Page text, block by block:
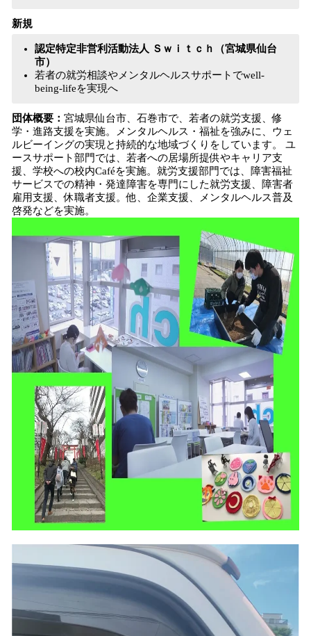
新規
認定特定非営利活動法人 Ｓｗｉｔｃｈ（宮城県仙台
市）
若者の就労相談やメンタルヘルスサポートでwell-
being-lifeを実現へ
団体概要： 宮城県仙台市、石巻市で、若者の就労支援、修
学・進路支援を実施。メンタルヘルス・福祉を強みに、ウェ
ルビーイングの実現と持続的な地域づくりをしています。 ユ
ースサポート部門では、若者への居場所提供やキャリア支
援、学校への校内Caféを実施。就労支援部門では、障害福祉
サービスでの精神・発達障害を専門にした就労支援、障害者
雇用支援、休職者支援。他、企業支援、メンタルヘルス普及
啓発などを実施。